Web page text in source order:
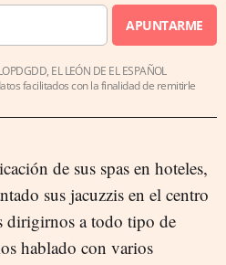
APUNTARME
EL LEÓN DE EL ESPAÑOL
facilitados con la finalidad de remitirle
de sus spas en hoteles,
sus jacuzzis en el centro
dirigirnos a todo tipo de
hablado con varios